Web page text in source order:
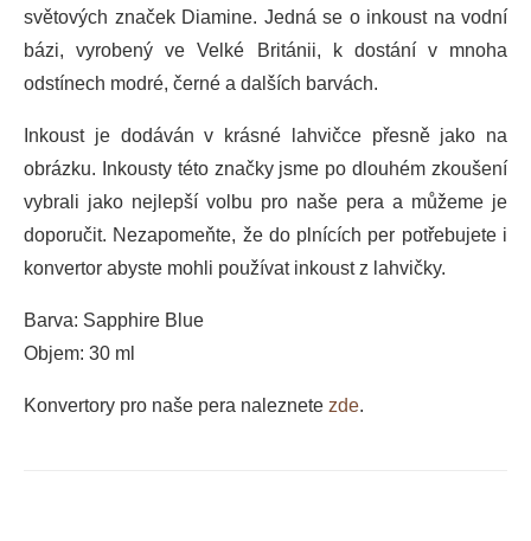
světových značek Diamine. Jedná se o inkoust na vodní
bázi, vyrobený ve Velké Británii, k dostání v mnoha
odstínech modré, černé a dalších barvách.
Inkoust je dodáván v krásné lahvičce přesně jako na
obrázku. Inkousty této značky jsme po dlouhém zkoušení
vybrali jako nejlepší volbu pro naše pera a můžeme je
doporučit. Nezapomeňte, že do plnících per potřebujete i
konvertor abyste mohli používat inkoust z lahvičky.
Barva: Sapphire Blue
Objem: 30 ml
Konvertory pro naše pera naleznete zde.